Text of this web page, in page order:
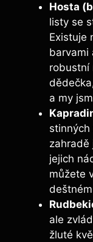
Hosta
listy se
Existuje
barvami
robustní
a my
zahradě
jejich
můžete
ale
žluté